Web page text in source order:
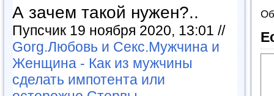
А зачем такой нужен?..
Пупсчик 19 ноября 2020, 13:01 //
Gorg.Любовь и Секс.Мужчина и
Женщина - Как из мужчины
сделать импотента или